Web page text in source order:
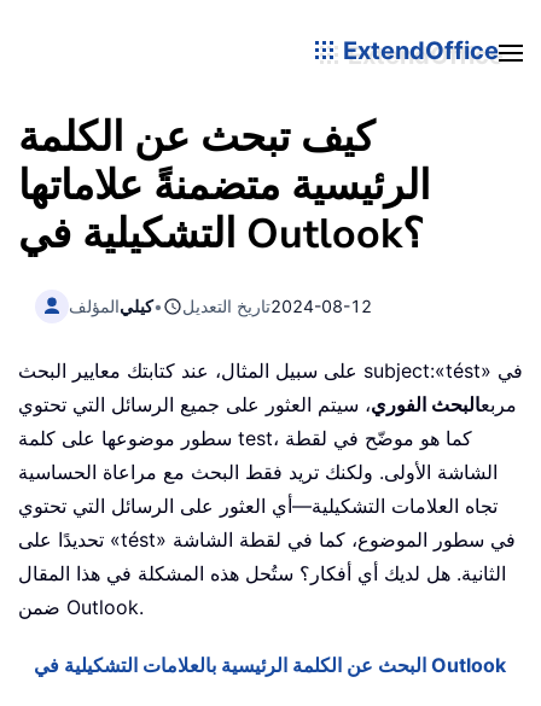
ExtendOffice
كيف تبحث عن الكلمة
الرئيسية متضمنةً علاماتها
التشكيلية في Outlook؟
المؤلفكيلي• تاريخ التعديل2024-08-12
على سبيل المثال، عند كتابتك معايير البحث subject:«tést» في
مربعالبحث الفوري، سيتم العثور على جميع الرسائل التي تحتوي
سطور موضوعها على كلمة test، كما هو موضّح في لقطة
الشاشة الأولى. ولكنك تريد فقط البحث مع مراعاة الحساسية
تجاه العلامات التشكيلية—أي العثور على الرسائل التي تحتوي
تحديدًا على «tést» في سطور الموضوع، كما في لقطة الشاشة
الثانية. هل لديك أي أفكار؟ ستُحل هذه المشكلة في هذا المقال
ضمن Outlook.
البحث عن الكلمة الرئيسية بالعلامات التشكيلية في Outlook